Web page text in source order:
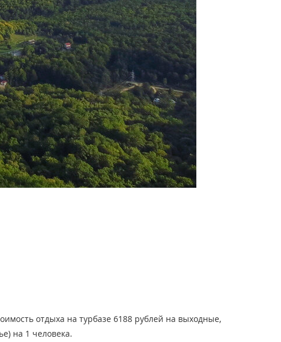
отдыха на турбазе 6188 рублей на выходные,
на 1 человека.